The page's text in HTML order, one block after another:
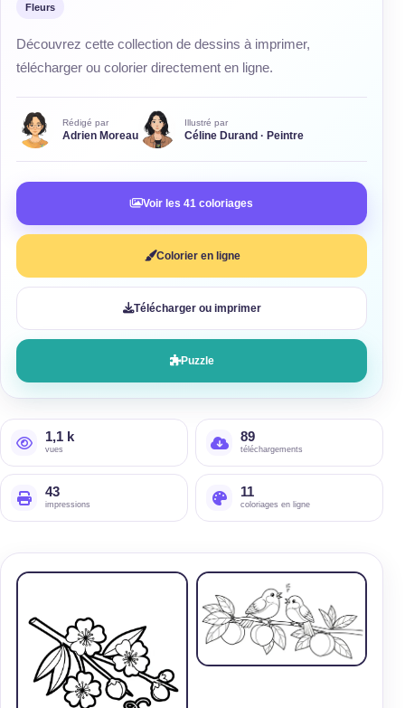
Fleurs
Découvrez cette collection de dessins à imprimer,
télécharger ou colorier directement en ligne.
Rédigé par
Adrien Moreau
Illustré par
Céline Durand · Peintre
Voir les 41 coloriages
Colorier en ligne
Télécharger ou imprimer
Puzzle
1,1 k
vues
89
téléchargements
43
impressions
11
coloriages en ligne